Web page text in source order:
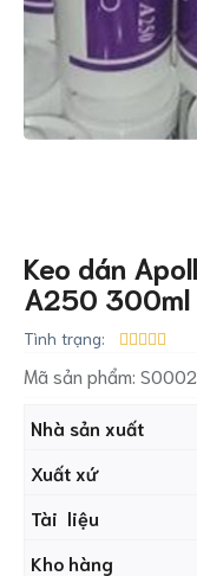
Keo dán
A250 300ml
Tình trạng:
Mã sản phẩm:
Nhà sản xuất
Xuất xứ
Tài liệu
Kho hàng